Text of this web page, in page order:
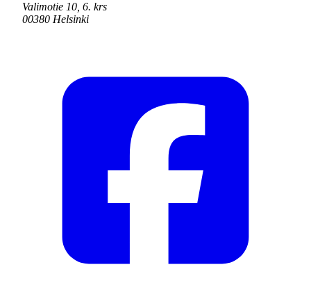
Valimotie 10, 6. krs
00380 Helsinki